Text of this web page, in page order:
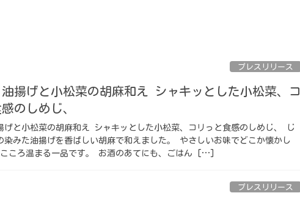
プレスリリース
油揚げと小松菜の胡麻和え シャキッとした小松菜、コ
のしめじ、
げと小松菜の胡麻和え シャキッとした小松菜、コリっと食感のしめじ、 じ
染みた油揚げを香ばしい胡麻で和えました。 やさしいお味でどこか懐かし
ころ温まる一品です。 お酒のあてにも、ごはん […]
プレスリリース